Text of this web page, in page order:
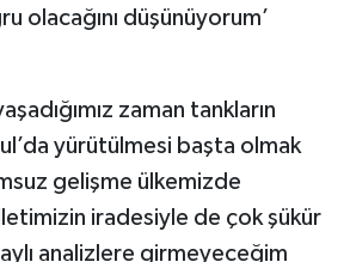
olacağını düşünüyorum’
zaman tankların
yürütülmesi başta olmak
gelişme ülkemizde
iradesiyle de çok şükür
analizlere girmeyeceğim